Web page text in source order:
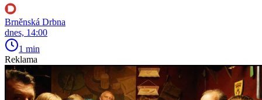
Brněnská Drbna
dnes, 14:00
1 min
Reklama